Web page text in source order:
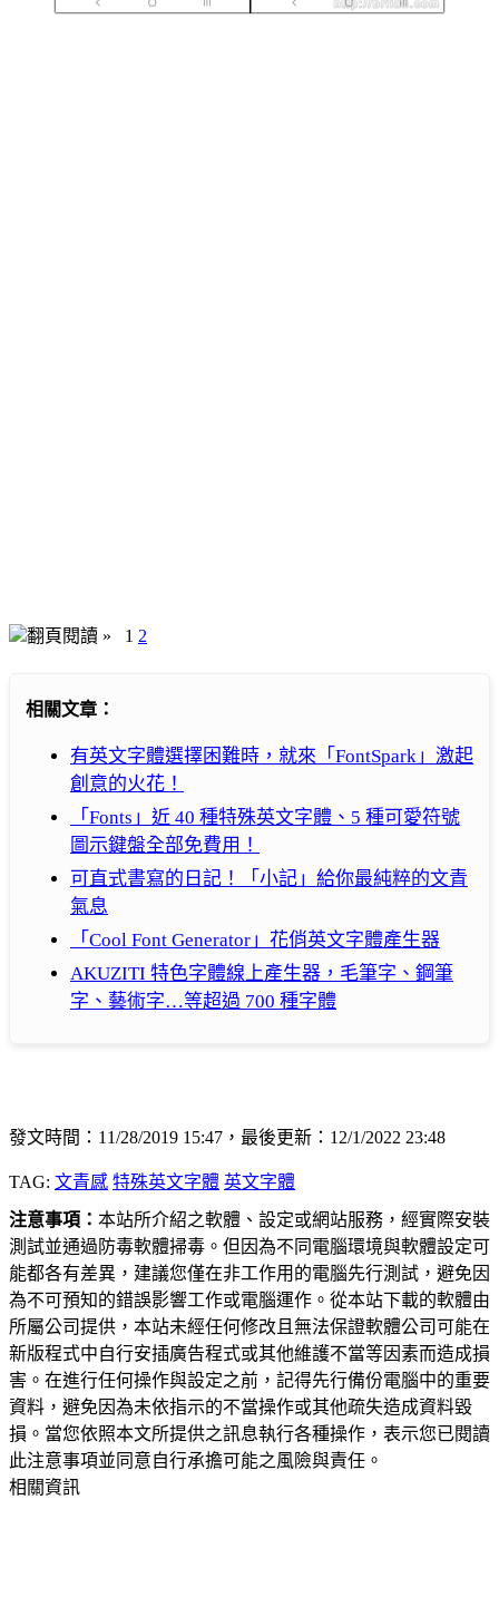
翻頁閱讀 » 1 2
相關文章：
有英文字體選擇困難時，就來「FontSpark」激起
創意的火花！
「Fonts」近 40 種特殊英文字體、5 種可愛符號
圖示鍵盤全部免費用！
可直式書寫的日記！「小記」給你最純粹的文青
氣息
「Cool Font Generator」花俏英文字體產生器
AKUZITI 特色字體線上產生器，毛筆字、鋼筆
字、藝術字…等超過 700 種字體
發文時間：11/28/2019 15:47，最後更新：12/1/2022 23:48
TAG: 文青感 特殊英文字體 英文字體
注意事項： 本站所介紹之軟體、設定或網站服務，經實際安裝
測試並通過防毒軟體掃毒。但因為不同電腦環境與軟體設定可
能都各有差異，建議您僅在非工作用的電腦先行測試，避免因
為不可預知的錯誤影響工作或電腦運作。從本站下載的軟體由
所屬公司提供，本站未經任何修改且無法保證軟體公司可能在
新版程式中自行安插廣告程式或其他維護不當等因素而造成損
害。在進行任何操作與設定之前，記得先行備份電腦中的重要
資料，避免因為未依指示的不當操作或其他疏失造成資料毀
損。當您依照本文所提供之訊息執行各種操作，表示您已閱讀
此注意事項並同意自行承擔可能之風險與責任。
相關資訊